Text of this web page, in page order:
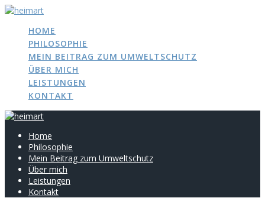
Zum
springenHOME
PHILOSOPHIE
MEIN BEITRAG ZUM UMWELTSCHUTZ
ÜBER MICH
LEISTUNGEN
KONTAKT
Home
Philosophie
Mein Beitrag zum Umweltschutz
Über mich
Leistungen
Kontakt